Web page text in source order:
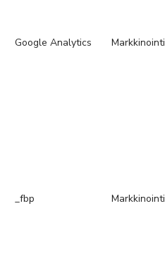
Google Analytics Markkinointi
_fbp Markkinointi